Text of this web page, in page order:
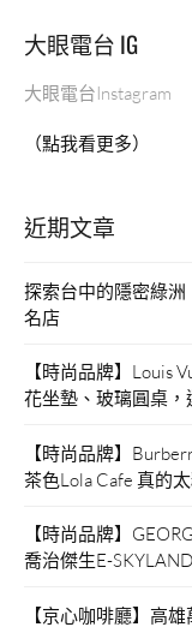
大眼電台 IG
大眼電台Instagram
（點我看更多）
近期文章
探索台中的隱密綠
名店
【時尚品牌】Louis
花坐墊、玻璃圓桌，
【時尚品牌】
茶色Lola Cafe 真的
【時尚品牌】
喬治傑生E-
【京心咖啡廳】高